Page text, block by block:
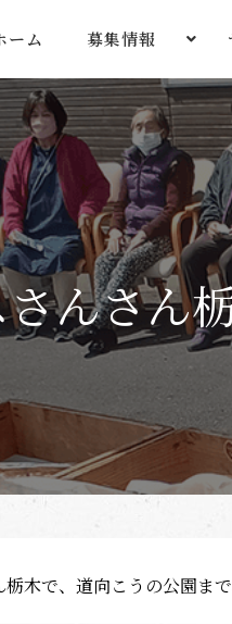
ーム 募集情報
んさん
木で、道向こうの公園ま